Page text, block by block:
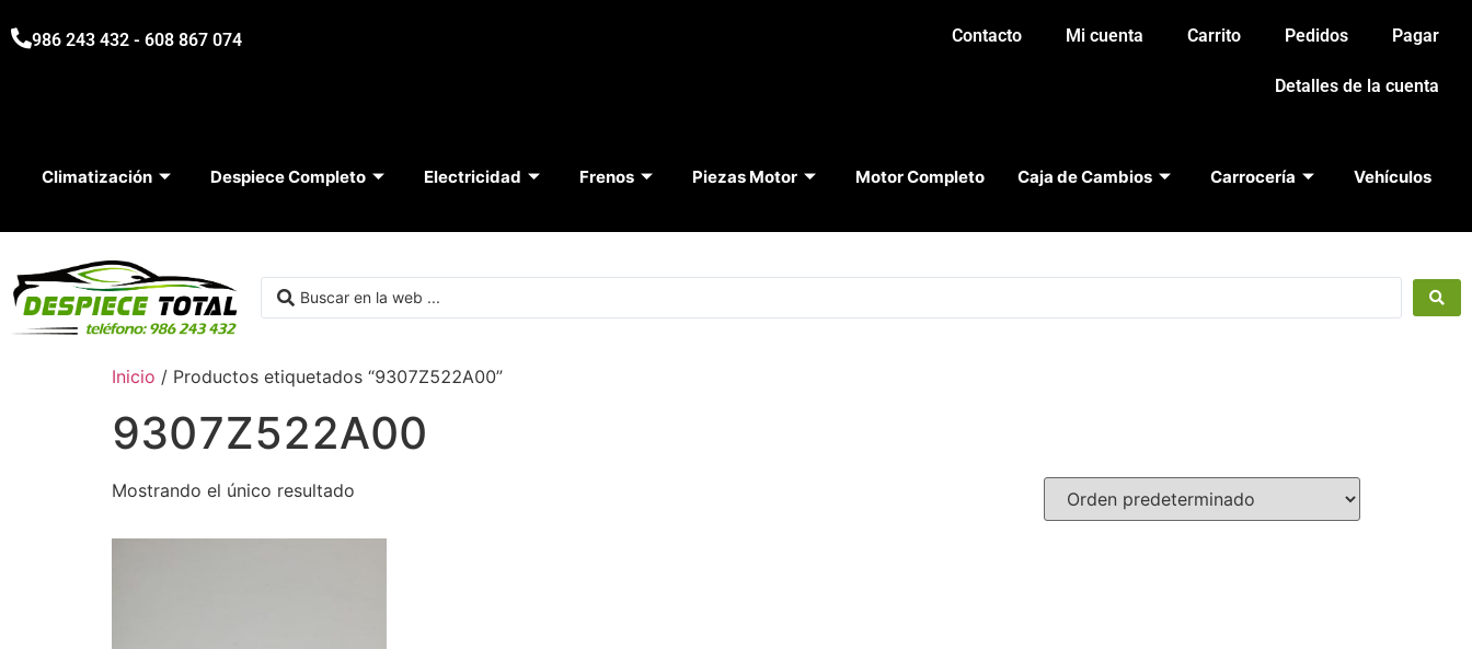
986 243 432 - 608 867 074 Contacto Mi cuenta Carrito Pedidos Pagar
Detalles de la cuenta
Climatización Despiece Completo Electricidad Frenos Piezas Motor Motor Completo Caja de Cambios Carrocería Vehículos
Inicio / Productos etiquetados “9307Z522A00”
9307Z522A00
Mostrando el único resultado